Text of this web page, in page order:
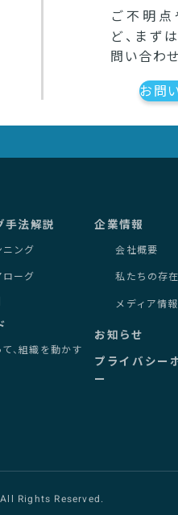
ご不明
ど、まず
問い合わ
お問
手法解説
ング
ーグ
、組織を動かす
企業情報
会社概要
私たちの存
メディア情報
お知らせ
プライバシー
ー
Rights Reserved.